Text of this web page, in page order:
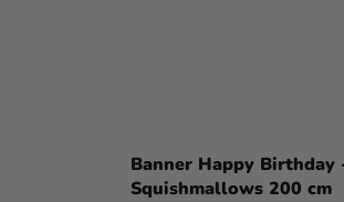
Banner Happy Birthday
Squishmallows 200 cm